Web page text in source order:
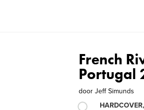
French
Portugal
door Jeff Simunds